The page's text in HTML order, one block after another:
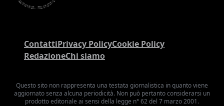
ContattiPrivacy PolicyCookie Policy
RedazioneChi siamo
Questo sito non rappresenta una testata giornalistica in quanto viene
aggiornato senza alcuna periodicità. Non può pertanto considerarsi un
prodotto editoriale ai sensi della legge n° 62 del 7 marzo 2001.